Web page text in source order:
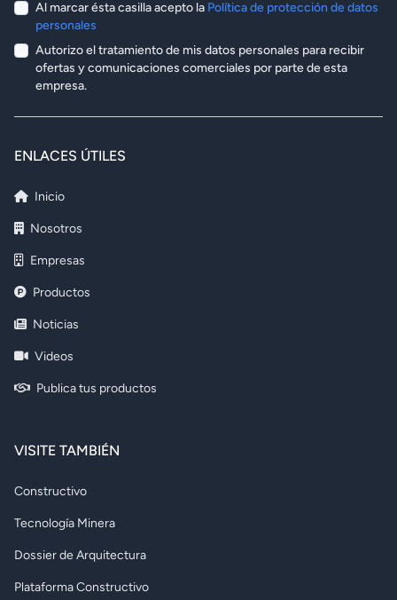
Al marcar ésta casilla acepto la Política de protección de datos
personales
Autorizo el tratamiento de mis datos personales para recibir
ofertas y comunicaciones comerciales por parte de esta
empresa.
ENLACES ÚTILES
Inicio
Nosotros
Empresas
Productos
Noticias
Videos
Publica tus productos
VISITE TAMBIÉN
Constructivo
Tecnología Minera
Dossier de Arquitectura
Plataforma Constructivo